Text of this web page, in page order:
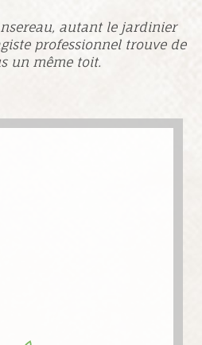
autant le jardinier
professionnel trouve de
un même toit.